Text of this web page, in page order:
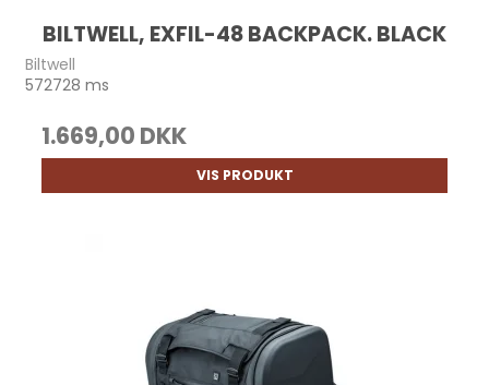
BILTWELL, EXFIL-48 BACKPACK. BLACK
Biltwell
572728 ms
1.669,00 DKK
VIS PRODUKT